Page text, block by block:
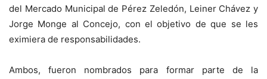
del Mercado Municipal de Pérez Zeledón, Leiner Chávez y
Jorge Monge al Concejo, con el objetivo de que se les
eximiera de responsabilidades.
Ambos, fueron nombrados para formar parte de la